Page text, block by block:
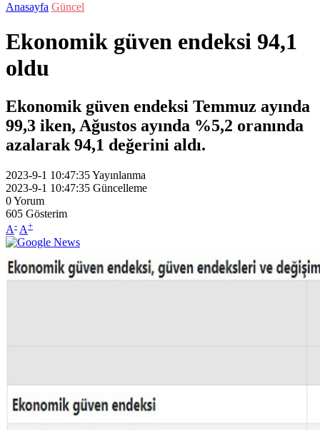
Anasayfa Güncel
Ekonomik güven endeksi 94,1
oldu
Ekonomik güven endeksi Temmuz ayında
99,3 iken, Ağustos ayında %5,2 oranında
azalarak 94,1 değerini aldı.
2023-9-1 10:47:35Yayınlanma
2023-9-1 10:47:35 Güncelleme
0Yorum
605 Gösterim
A- A+